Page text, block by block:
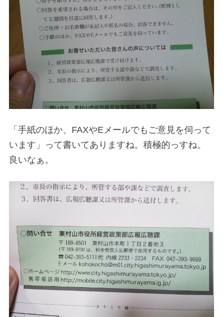
「手紙のほか、FAXやEメールでもご意見を伺って
います」って書いてありますね。積極的っすね。
良いなぁ。